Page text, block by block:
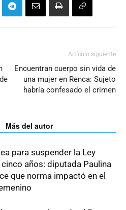
Artículo siguiente
Encuentran cuerpo sin vida de
una mujer en Renca: Sujeto
habría confesado el crimen
Más del autor
para suspender la Ley
años: diputada Paulina
que norma impactó en el